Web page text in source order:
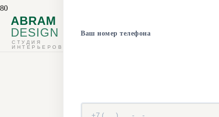
ABRAM
DESIGN
СТУДИЯ
ИНТЕРЬЕРОВ
Ваш номер телефона